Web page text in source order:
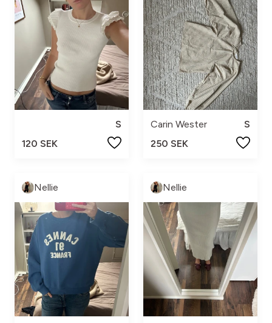
S
120 SEK
Carin Wester
S
250 SEK
Nellie Nellie